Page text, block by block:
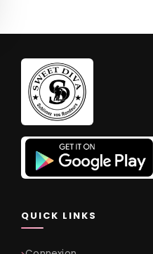
QUICK LINKS